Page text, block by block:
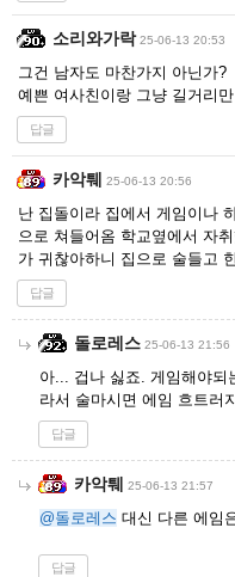
소리와가락 25-06-13 20:53
그건 남자도 마찬가지 아닌가?
예쁜 여사친이랑 그냥 길거리만
답글
카악퉤 25-06-13 20:56
난 집돌이라 집에서 게임이나
으로 쳐들어옴 학교옆에서 자
가 귀찮아하니 집으로 술들고
답글
돌로레스 25-06-13 21:56
아... 겁나 싫죠. 게임해야되
라서 술마시면 에임 흐트러
답글
카악퉤 25-06-13 21:57
@돌로레스 대신 다른 에임
답글